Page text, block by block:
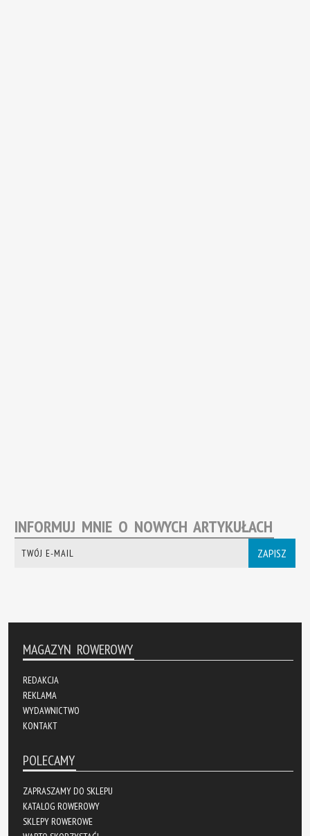
INFORMUJ MNIE O NOWYCH ARTYKUŁACH
ZAPISZ
MAGAZYN ROWEROWY
REDAKCJA
REKLAMA
WYDAWNICTWO
KONTAKT
POLECAMY
ZAPRASZAMY DO SKLEPU
KATALOG ROWEROWY
SKLEPY ROWEROWE